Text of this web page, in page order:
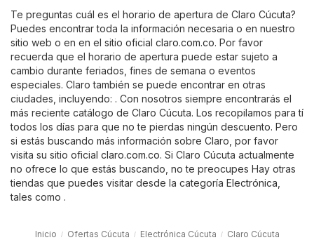
Te preguntas cuál es el horario de apertura de Claro Cúcuta?
Puedes encontrar toda la información necesaria o en nuestro
sitio web o en en el sitio oficial claro.com.co. Por favor
recuerda que el horario de apertura puede estar sujeto a
cambio durante feriados, fines de semana o eventos
especiales. Claro también se puede encontrar en otras
ciudades, incluyendo: . Con nosotros siempre encontrarás el
más reciente catálogo de Claro Cúcuta. Los recopilamos para tí
todos los días para que no te pierdas ningún descuento. Pero
si estás buscando más información sobre Claro, por favor
visita su sitio oficial claro.com.co. Si Claro Cúcuta actualmente
no ofrece lo que estás buscando, no te preocupes Hay otras
tiendas que puedes visitar desde la categoría Electrónica
tales como .
Inicio Ofertas Cúcuta Electrónica Cúcuta Claro Cúcuta